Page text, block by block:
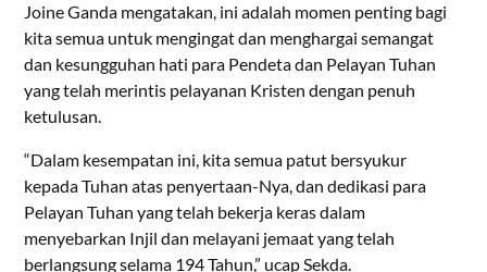
Joine Ganda mengatakan, ini adalah momen penting bagi
kita semua untuk mengingat dan menghargai semangat
dan kesungguhan hati para Pendeta dan Pelayan Tuhan
yang telah merintis pelayanan Kristen dengan penuh
ketulusan.
“Dalam kesempatan ini, kita semua patut bersyukur
kepada Tuhan atas penyertaan-Nya, dan dedikasi para
Pelayan Tuhan yang telah bekerja keras dalam
menyebarkan Injil dan melayani jemaat yang telah
berlangsung selama 194 Tahun,” ucap Sekda.